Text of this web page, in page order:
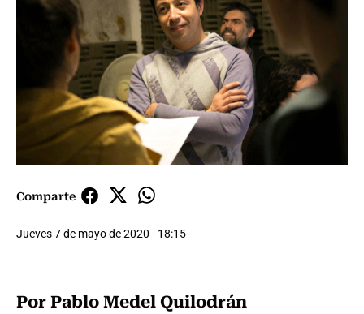
Comparte
Jueves 7 de mayo de 2020 - 18:15
Por Pablo Medel Quilodrán